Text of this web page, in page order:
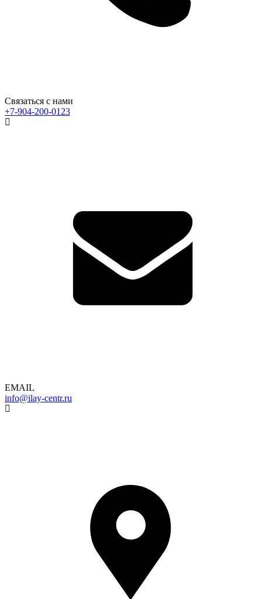
Связаться с нами
+7-904-200-0123
EMAIL
info@ilay-centr.ru